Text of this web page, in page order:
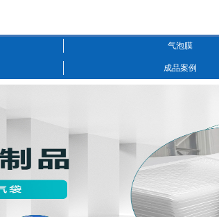
气泡膜
成品案例